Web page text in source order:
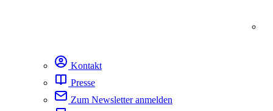
Kontakt
Presse
Zum Newsletter anmelden